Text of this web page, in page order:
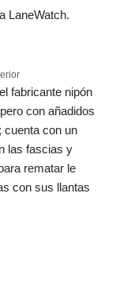
LaneWatch.
fabricante nipón
con añadidos
cuenta con un
las fascias y
rematar le
con sus llantas